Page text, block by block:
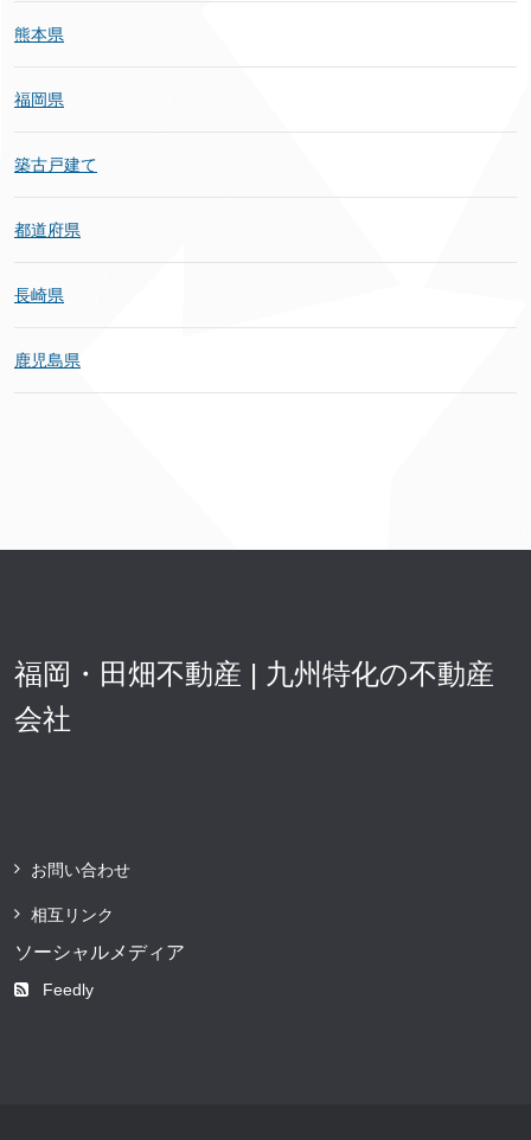
熊本県
福岡県
築古戸建て
都道府県
長崎県
鹿児島県
福岡・田畑不動産 | 九州特化の不動産
会社
お問い合わせ
相互リンク
ソーシャルメディア
Feedly